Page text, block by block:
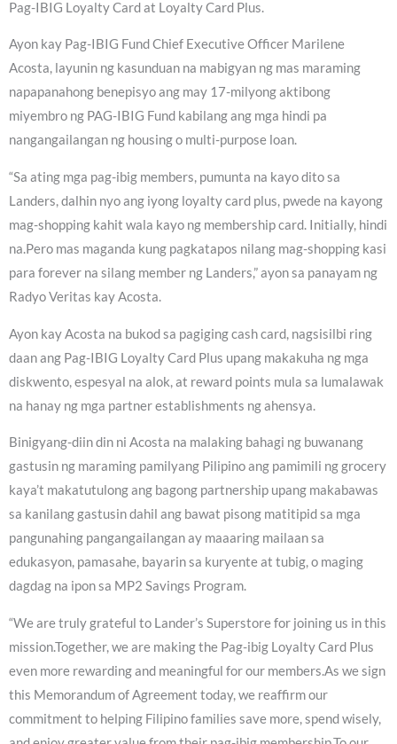
Pag-IBIG Loyalty Card at Loyalty Card Plus.
Ayon kay Pag-IBIG Fund Chief Executive Officer Marilene
Acosta, layunin ng kasunduan na mabigyan ng mas maraming
napapanahong benepisyo ang may 17-milyong aktibong
miyembro ng PAG-IBIG Fund kabilang ang mga hindi pa
nangangailangan ng housing o multi-purpose loan.
“Sa ating mga pag-ibig members, pumunta na kayo dito sa
Landers, dalhin nyo ang iyong loyalty card plus, pwede na kayong
mag-shopping kahit wala kayo ng membership card. Initially, hindi
na.Pero mas maganda kung pagkatapos nilang mag-shopping kasi
para forever na silang member ng Landers,” ayon sa panayam ng
Radyo Veritas kay Acosta.
Ayon kay Acosta na bukod sa pagiging cash card, nagsisilbi ring
daan ang Pag-IBIG Loyalty Card Plus upang makakuha ng mga
diskwento, espesyal na alok, at reward points mula sa lumalawak
na hanay ng mga partner establishments ng ahensya.
Binigyang-diin din ni Acosta na malaking bahagi ng buwanang
gastusin ng maraming pamilyang Pilipino ang pamimili ng grocery
kaya’t makatutulong ang bagong partnership upang makabawas
sa kanilang gastusin dahil ang bawat pisong matitipid sa mga
pangunahing pangangailangan ay maaaring mailaan sa
edukasyon, pamasahe, bayarin sa kuryente at tubig, o maging
dagdag na ipon sa MP2 Savings Program.
“We are truly grateful to Lander’s Superstore for joining us in this
mission.Together, we are making the Pag-ibig Loyalty Card Plus
even more rewarding and meaningful for our members.As we sign
this Memorandum of Agreement today, we reaffirm our
commitment to helping Filipino families save more, spend wisely,